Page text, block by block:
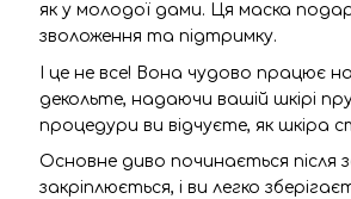
як у молодої дами. Ця маска
зволоження та підтримку.
І це не все! Вона чудово працює
декольте, надаючи вашій шкірі
процедури ви відчуєте, як шкіра
Основне диво починається після
закріплюється, і ви легко